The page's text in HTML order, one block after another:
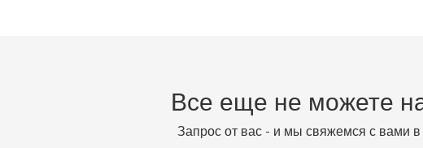
Все еще не можете
Запрос от вас - и мы свяжемся с вами